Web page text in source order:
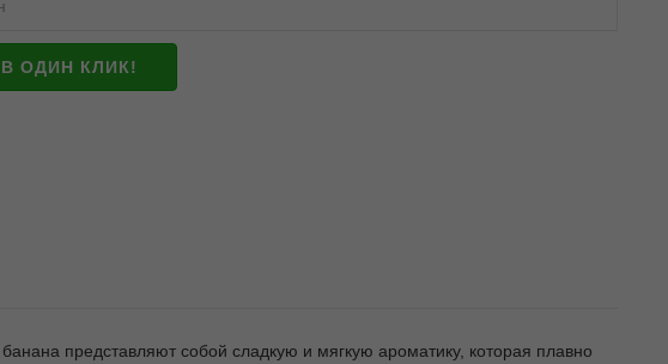
ОДИН КЛИК!
представляют собой сладкую и мягкую ароматику, которая плавно